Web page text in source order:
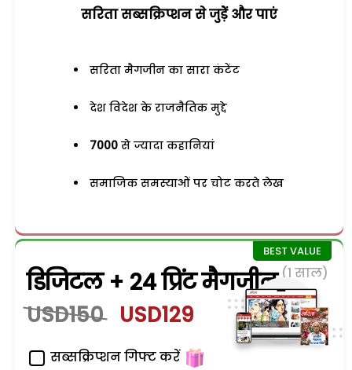
सरिता सब्सक्रिप्शन से जुड़ेें और पाएं
सरिता मैगजीन का सारा कंटेंट
देश विदेश के राजनैतिक मुद्दे
7000 से ज्यादा कहानियां
समाजिक समस्याओं पर चोट करते लेख
डिजिटल + 24 प्रिंट मैगजीन (1 साल)
USD150 USD129
सब्सक्रिप्शन गिफ्ट करें